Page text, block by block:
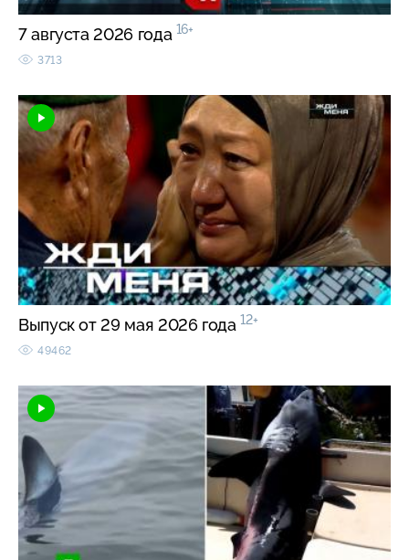
7 августа 2026 года 16+
3713
Выпуск от 29 мая 2026 года 12+
49462